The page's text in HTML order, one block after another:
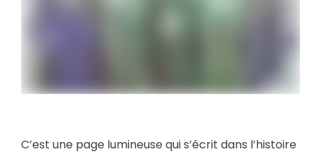
C’est une page lumineuse qui s’écrit dans l’histoire